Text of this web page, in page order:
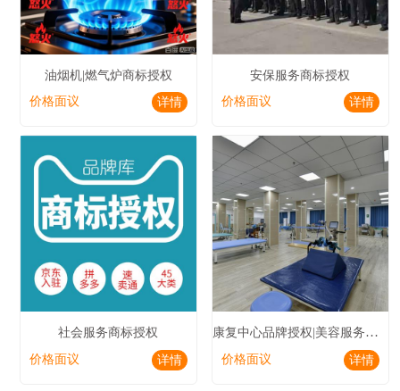
油烟机|燃气炉商标授权
价格面议
详情
安保服务商标授权
价格面议
详情
社会服务商标授权
价格面议
详情
康复中心品牌授权|美容服务商标授权
价格面议 详情